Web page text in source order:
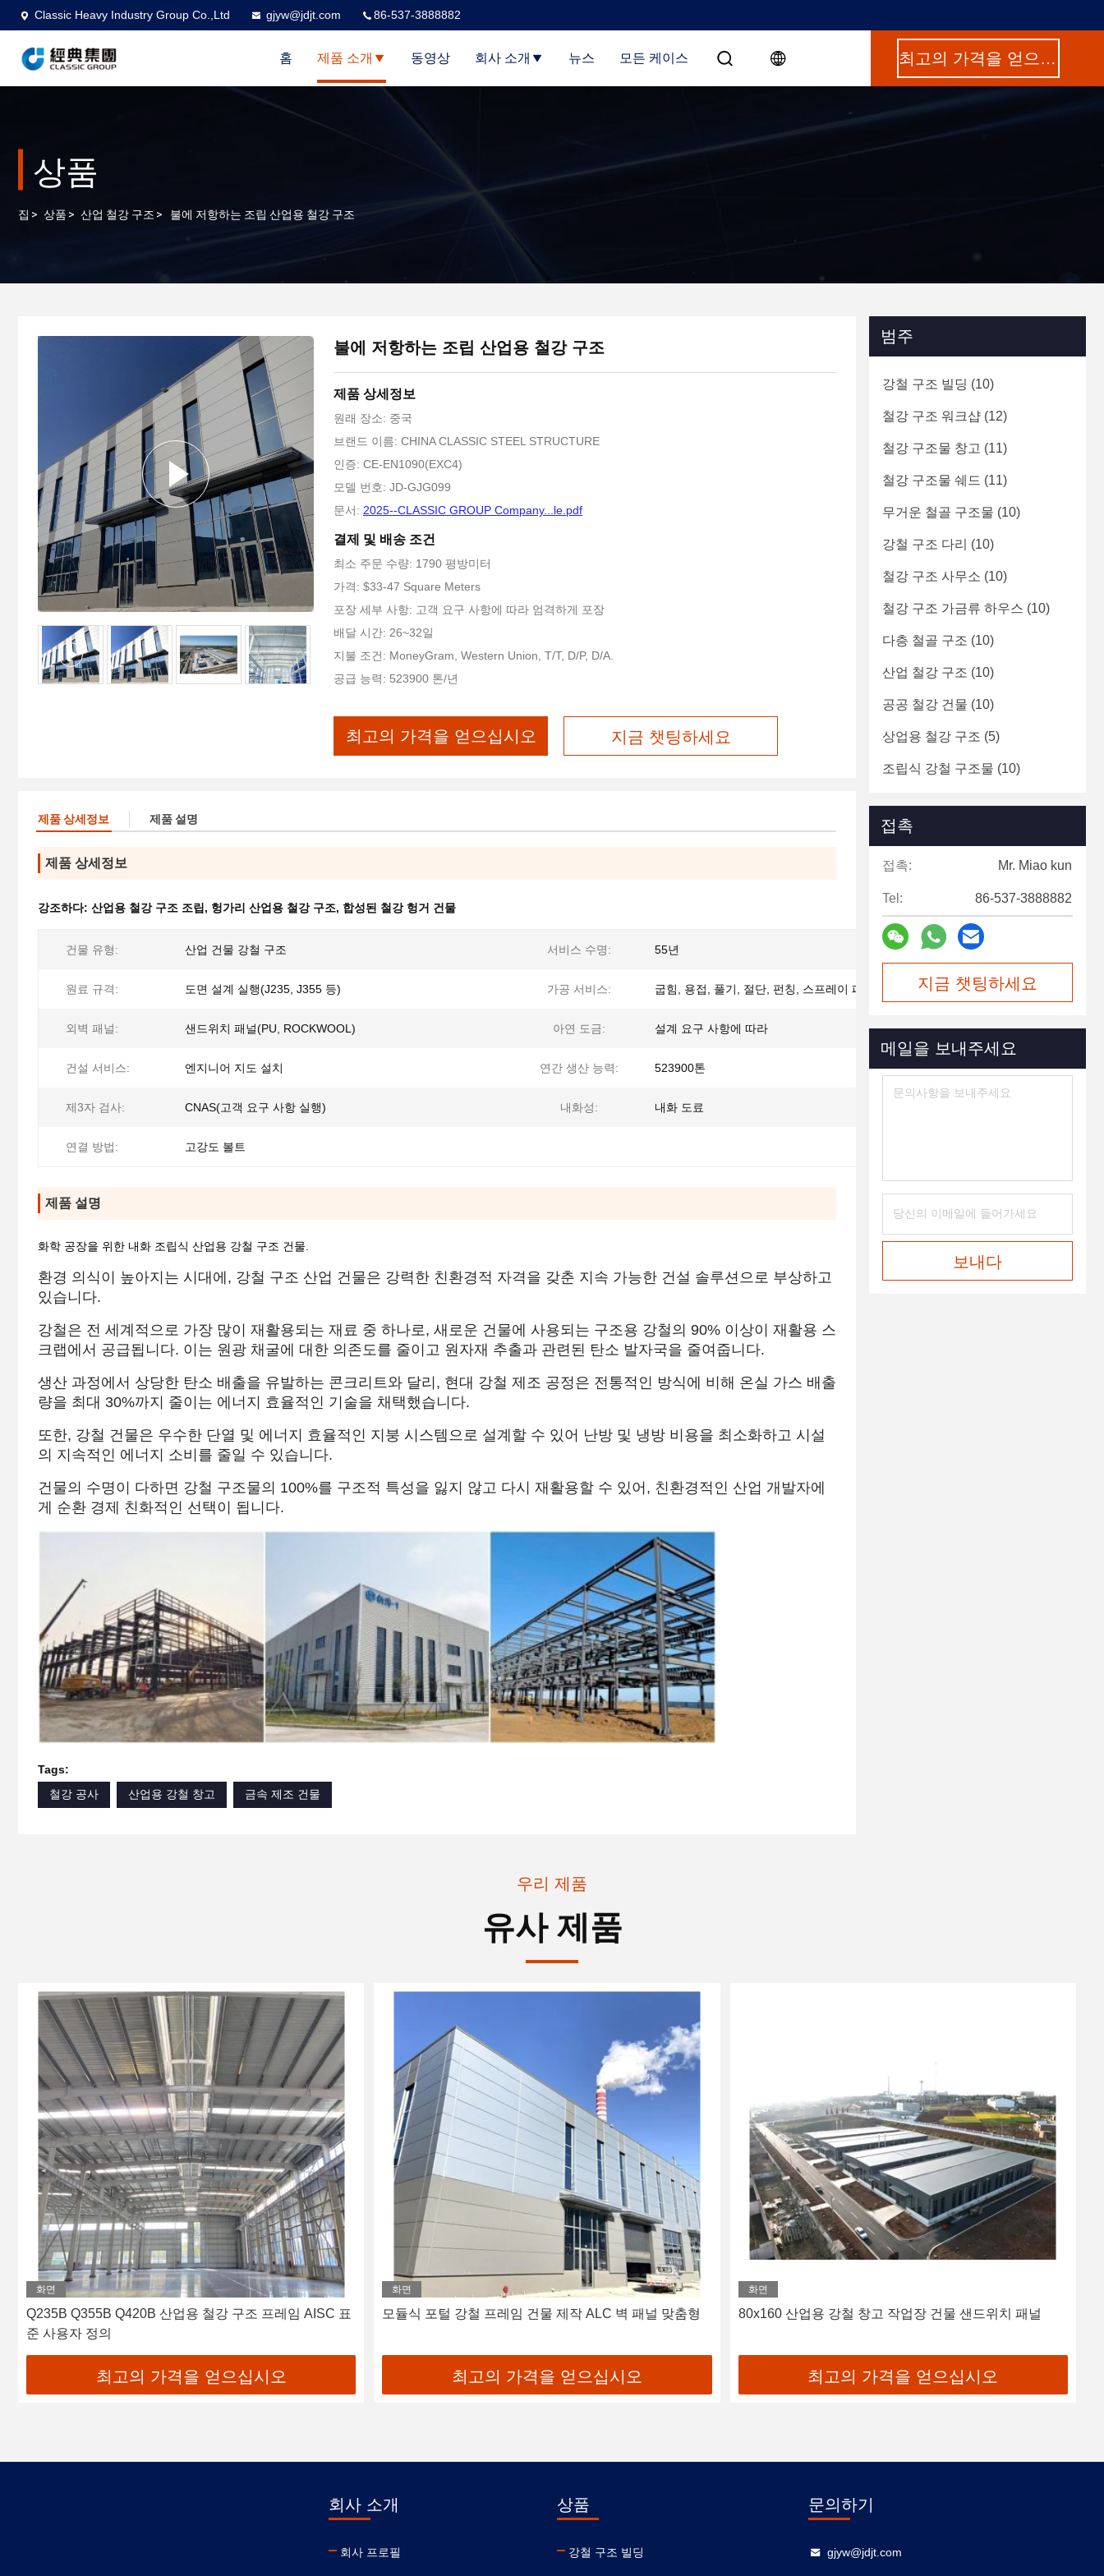
Classic Heavy Industry Group Co.,Ltd gjyw@jdjt.com 86-537-3888882
홈 제품 소개 동영상 회사 소개 뉴스 모든 케이스 최고의 가격을 얻으십시오
상품
집 > 상품 > 산업 철강 구조 > 불에 저항하는 조립 산업용 철강 구조
불에 저항하는 조립 산업용 철강 구조
제품 상세정보
원래 장소: 중국
브랜드 이름: CHINA CLASSIC STEEL STRUCTURE
인증: CE-EN1090(EXC4)
모델 번호: JD-GJG099
문서: 2025--CLASSIC GROUP Company...le.pdf
결제 및 배송 조건
최소 주문 수량: 1790 평방미터
가격: $33-47 Square Meters
포장 세부 사항: 고객 요구 사항에 따라 엄격하게 포장
배달 시간: 26~32일
지불 조건: MoneyGram, Western Union, T/T, D/P, D/A.
공급 능력: 523900 톤/년
최고의 가격을 얻으십시오 지금 챗팅하세요
제품 상세정보 제품 설명
제품 상세정보
강조하다: 산업용 철강 구조 조립, 헝가리 산업용 철강 구조, 합성된 철강 헝거 건물
건물 유형: 산업 건물 강철 구조 서비스 수명: 55년
원료 규격: 도면 설계 실행(J235, J355 등) 가공 서비스: 굽힘, 용접, 풀기, 절단, 펀칭, 스프레이 페인팅
외벽 패널: 샌드위치 패널(PU, ROCKWOOL) 아연 도금: 설계 요구 사항에 따라
건설 서비스: 엔지니어 지도 설치 연간 생산 능력: 523900톤
제3자 검사: CNAS(고객 요구 사항 실행) 내화성: 내화 도료
연결 방법: 고강도 볼트
제품 설명
화학 공장을 위한 내화 조립식 산업용 강철 구조 건물.
환경 의식이 높아지는 시대에, 강철 구조 산업 건물은 강력한 친환경적 자격을 갖춘 지속 가능한 건설 솔루션으로 부상하고
있습니다.
강철은 전 세계적으로 가장 많이 재활용되는 재료 중 하나로, 새로운 건물에 사용되는 구조용 강철의 90% 이상이 재활용 스
크랩에서 공급됩니다. 이는 원광 채굴에 대한 의존도를 줄이고 원자재 추출과 관련된 탄소 발자국을 줄여줍니다.
생산 과정에서 상당한 탄소 배출을 유발하는 콘크리트와 달리, 현대 강철 제조 공정은 전통적인 방식에 비해 온실 가스 배출
량을 최대 30%까지 줄이는 에너지 효율적인 기술을 채택했습니다.
또한, 강철 건물은 우수한 단열 및 에너지 효율적인 지붕 시스템으로 설계할 수 있어 난방 및 냉방 비용을 최소화하고 시설
의 지속적인 에너지 소비를 줄일 수 있습니다.
건물의 수명이 다하면 강철 구조물의 100%를 구조적 특성을 잃지 않고 다시 재활용할 수 있어, 친환경적인 산업 개발자에
게 순환 경제 친화적인 선택이 됩니다.
Tags:
철강 공사
산업용 강철 창고 금속 제조 건물
범주
강철 구조 빌딩 (10)
철강 구조 워크샵 (12)
철강 구조물 창고 (11)
철강 구조물 쉐드 (11)
무거운 철골 구조물 (10)
강철 구조 다리 (10)
철강 구조 사무소 (10)
철강 구조 가금류 하우스 (10)
다층 철골 구조 (10)
산업 철강 구조 (10)
공공 철강 건물 (10)
상업용 철강 구조 (5)
조립식 강철 구조물 (10)
접촉
접촉: Mr. Miao kun
Tel: 86-537-3888882
지금 챗팅하세요
메일을 보내주세요
보내다
우리 제품
유사 제품
화면
Q235B Q355B Q420B 산업용 철강 구조 프레임 AISC 표
준 사용자 정의
최고의 가격을 얻으십시오
화면
모듈식 포털 강철 프레임 건물 제작 ALC 벽 패널 맞춤형
최고의 가격을 얻으십시오
화면
80x160 산업용 강철 창고 작업장 건물 샌드위치 패널
최고의 가격을 얻으십시오
회사 소개
회사 프로필
상품
강철 구조 빌딩
문의하기
gjyw@jdjt.com